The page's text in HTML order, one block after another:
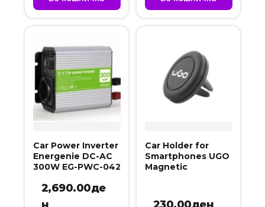
Car Power Inverter
Energenie DC-AC
300W EG-PWC-042
2,690.00де
н
Car Holder for
Smartphones UGO
Magnetic
230.00ден